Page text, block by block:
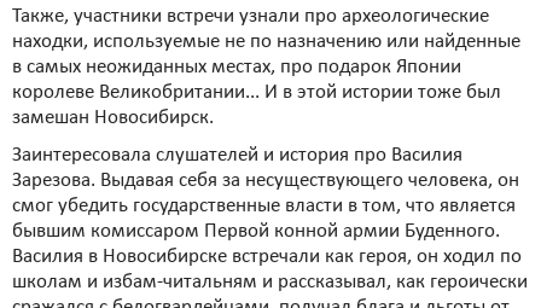
Также, участники встречи узнали про археологические
находки, используемые не по назначению или найденные
в самых неожиданных местах, про подарок Японии
королеве Великобритании... И в этой истории тоже был
замешан Новосибирск.
Заинтересовала слушателей и история про Василия
Зарезова. Выдавая себя за несуществующего человека, он
смог убедить государственные власти в том, что является
бывшим комиссаром Первой конной армии Буденного.
Василия в Новосибирске встречали как героя, он ходил по
школам и избам-читальням и рассказывал, как героически